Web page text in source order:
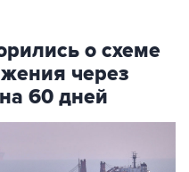
о схеме
через
60 дней